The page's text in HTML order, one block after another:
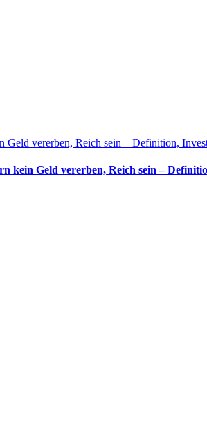
vererben, Reich sein – Definition,
Geld vererben, Reich sein –